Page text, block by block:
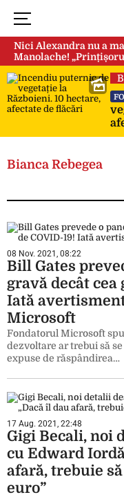
Nici Alexandra nu a
Manolache!
după doi ani de
Bianca Rebegea
08 Nov. 2021, 08:22
Bill Gates
gravă decât cea
Iată
Microsoft
Fondatorul Microsoft
dezvoltare ar trebui să
expuse de răspândirea…
17 Aug. 2021, 22:48
Gigi Becali, noi
cu Edward
afară, trebuie
euro”